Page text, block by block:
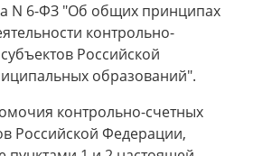
N 6-ФЗ "Об общих принципах
контрольно-
Российской
образований".
контрольно-счетных
Российской Федерации,